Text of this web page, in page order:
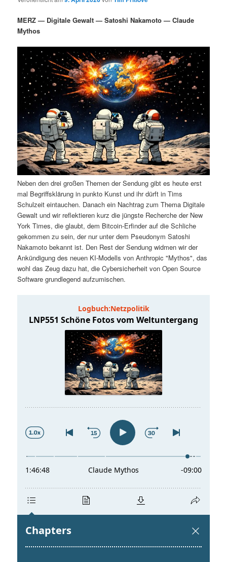
m
r
n
I
n
h
a
l
t
s
p
n
u
d
r
e
n
I
n
h
a
l
t
g
e
n
n
a
MERZ — Digitale Gewalt — Satoshi Nakamoto — Claude
Mythos
Neben den drei großen Themen der Sendung gibt es heute erst
mal Begriffsklärung in punkto Kunst und ihr dürft in Tims
Schulzeit eintauchen. Danach ein Nachtrag zum Thema Digitale
Gewalt und wir reflektieren kurz die jüngste Recherche der New
York Times, die glaubt, dem Bitcoin-Erfinder auf die Schliche
gekommen zu sein, der nur unter dem Pseudonym Satoshi
Nakamoto bekannt ist. Den Rest der Sendung widmen wir der
Ankündigung des neuen KI-Modells von Anthropic "Mythos", das
wohl das Zeug dazu hat, die Cybersicherheit von Open Source
Software grundlegend aufzumischen.